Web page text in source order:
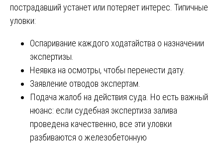
пострадавший устанет или потеряет интерес. Типичные
уловки:
Оспаривание каждого ходатайства о назначении
экспертизы.
Неявка на осмотры, чтобы перенести дату.
Заявление отводов экспертам.
Подача жалоб на действия суда. Но есть важный
нюанс: если судебная экспертиза залива
проведена качественно, все эти уловки
разбиваются о железобетонную